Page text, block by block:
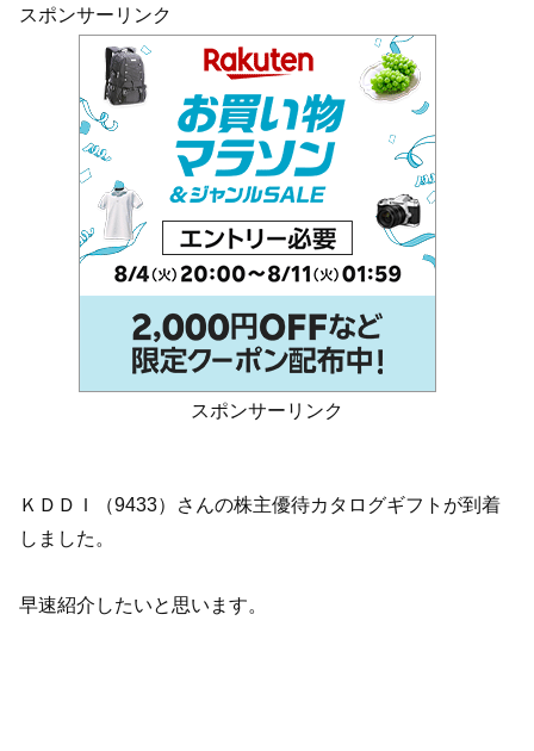
スポンサーリンク
スポンサーリンク
ＫＤＤＩ（9433）さんの株主優待カタログギフトが到着
しました。
早速紹介したいと思います。